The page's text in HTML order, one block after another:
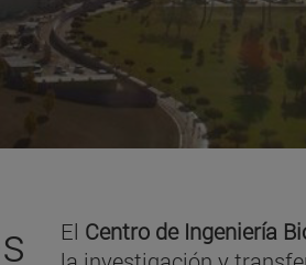
El Centro de Ingeniería